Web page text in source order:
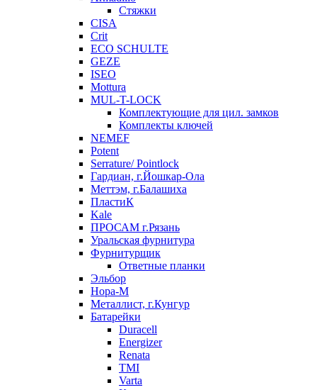
Стяжки
CISA
Crit
ECO SCHULTE
GEZE
ISEO
Mottura
MUL-T-LOCK
Комплектующие для цил. замков
Комплекты ключей
NEMEF
Potent
Serrature/ Pointlock
Гардиан, г.Йошкар-Ола
Меттэм, г.Балашиха
ПластиК
Kale
ПРОСАМ г.Рязань
Уральская фурнитура
Фурнитурщик
Ответные планки
Эльбор
Нора-М
Металлист, г.Кунгур
Батарейки
Duracell
Energizer
Renata
TMI
Varta